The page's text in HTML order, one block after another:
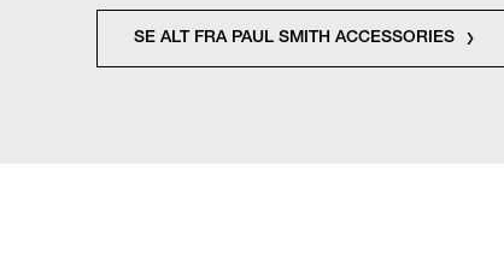
SE ALT FRA PAUL SMITH ACCESSORIES